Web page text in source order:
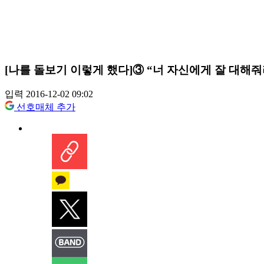
[나를 돌보기 이렇게 했다]③ “너 자신에게 잘 대해
입력 2016-12-02 09:02
선호매체 추가